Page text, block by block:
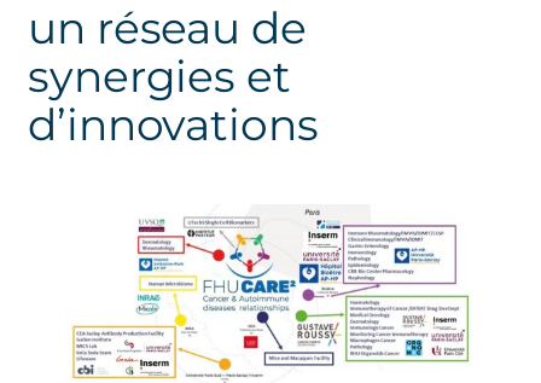
un réseau de
synergies et
d’innovations